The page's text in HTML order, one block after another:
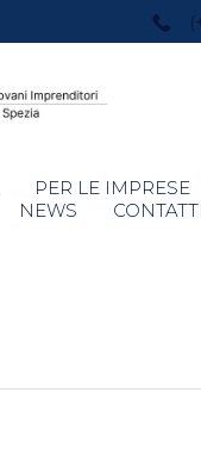
PER LE IMPRESE
NEWS CONTATTI